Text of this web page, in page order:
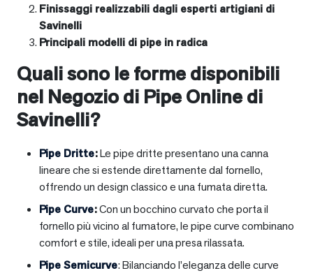
Finissaggi realizzabili dagli esperti artigiani di
Savinelli
Principali modelli di pipe in radica
Quali sono le forme disponibili
nel Negozio di Pipe Online di
Savinelli?
Pipe Dritte:Le pipe dritte presentano una canna
lineare che si estende direttamente dal fornello,
offrendo un design classico e una fumata diretta.
Pipe Curve:Con un bocchino curvato che porta il
fornello più vicino al fumatore, le pipe curve combinano
comfort e stile, ideali per una presa rilassata.
Pipe Semicurve: Bilanciando l’eleganza delle curve